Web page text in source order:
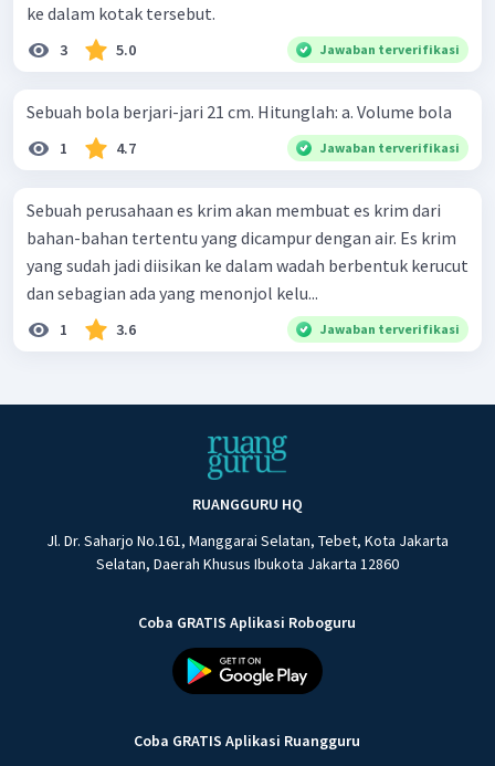
ke dalam kotak tersebut.
3 5.0 Jawaban terverifikasi
Sebuah bola berjari-jari 21 cm. Hitunglah: a. Volume bola
1 4.7 Jawaban terverifikasi
Sebuah perusahaan es krim akan membuat es krim dari
bahan-bahan tertentu yang dicampur dengan air. Es krim
yang sudah jadi diisikan ke dalam wadah berbentuk kerucut
dan sebagian ada yang menonjol kelu...
1 3.6 Jawaban terverifikasi
RUANGGURU HQ
Jl. Dr. Saharjo No.161, Manggarai Selatan, Tebet, Kota Jakarta
Selatan, Daerah Khusus Ibukota Jakarta 12860
Coba GRATIS Aplikasi Roboguru
Coba GRATIS Aplikasi Ruangguru